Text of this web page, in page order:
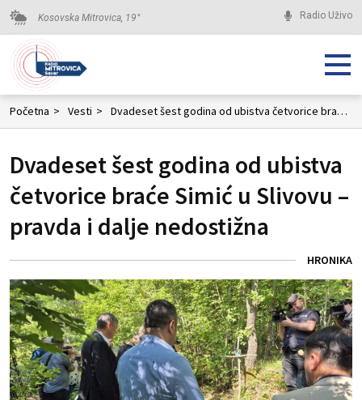
Kosovska Mitrovica, 19° Radio Uživo
Početna > Vesti > Dvadeset šest godina od ubistva četvorice braće Simić u Slivovu – pravda i dalje nedostižna
Dvadeset šest godina od ubistva
četvorice braće Simić u Slivovu –
pravda i dalje nedostižna
HRONIKA